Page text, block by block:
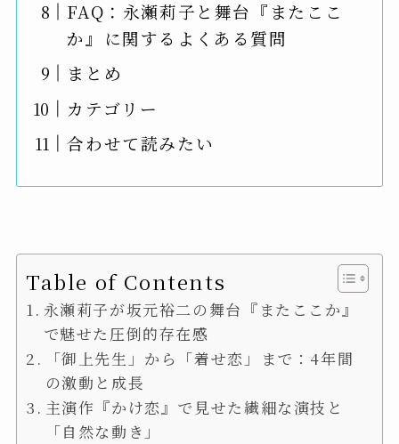
FAQ：永瀬莉子と舞台『またここ
か』に関するよくある質問
まとめ
カテゴリー
合わせて読みたい
Table of Contents
永瀬莉子が坂元裕二の舞台『またここか』
で魅せた圧倒的存在感
「御上先生」から「着せ恋」まで：4年間
の激動と成長
主演作『かけ恋』で見せた繊細な演技と
「自然な動き」